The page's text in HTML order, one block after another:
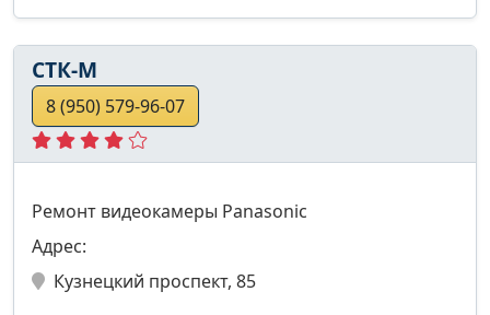
СТК-М
8 (950) 579-96-07
Ремонт видеокамеры Panasonic
Адрес:
Кузнецкий проспект, 85